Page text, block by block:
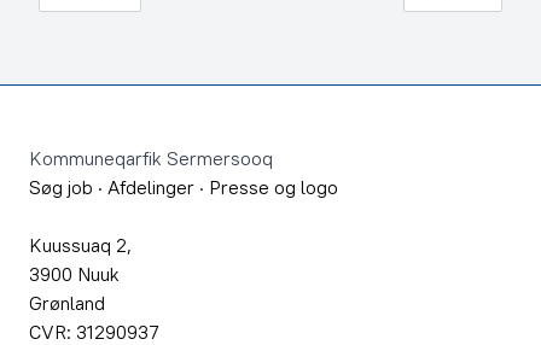
Kommuneqarfik Sermersooq
Søg job · Afdelinger · Presse og logo
Kuussuaq 2,
3900 Nuuk
Grønland
CVR: 31290937